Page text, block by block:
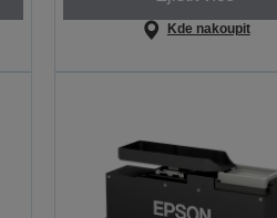
Kde nakoupit